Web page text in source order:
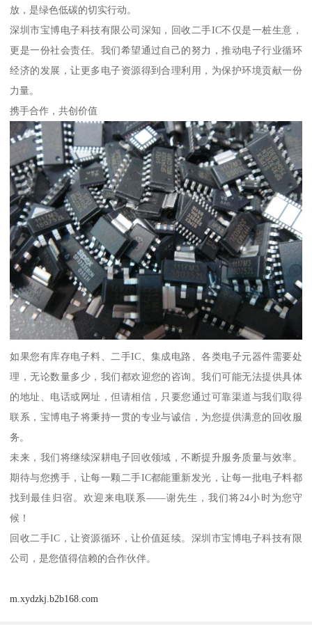
放，是绿色低碳的切实行动。
深圳市宝博电子科技有限公司深知，回收二手IC不仅是一桩生意，
更是一份社会责任。我们希望通过自己的努力，推动电子行业循环
经济的发展，让更多电子资源得到合理利用，为保护环境贡献一份
力量。
携手合作，共创价值
如果您有库存电子料、二手IC、集成电路、各类电子元器件需要处
理，无论数量多少，我们都欢迎您的咨询。我们可能无法提供具体
的地址、电话或网址，但请相信，只要您通过可靠渠道与我们取得
联系，宝博电子将秉持一贯的专业与诚信，为您提供满意的回收服
务。
未来，我们将继续深耕电子回收领域，不断提升服务质量与效率。
期待与您携手，让每一颗二手IC都能重新发光，让每一批电子料都
找到最佳归宿。欢迎来电联系——谢先生，我们将24小时为您守
候！
回收二手IC，让资源循环，让价值延续。深圳市宝博电子科技有限
公司，是您值得信赖的合作伙伴。
m.xydzkj.b2b168.com